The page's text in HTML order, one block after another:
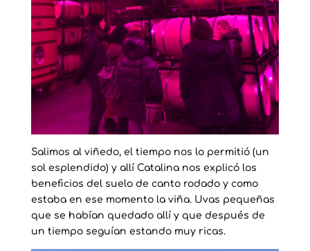
Salimos al viñedo, el tiempo nos lo permitió (un
sol esplendido) y allí Catalina nos explicó los
beneficios del suelo de canto rodado y como
estaba en ese momento la viña. Uvas pequeñas
que se habían quedado allí y que después de
un tiempo seguían estando muy ricas.